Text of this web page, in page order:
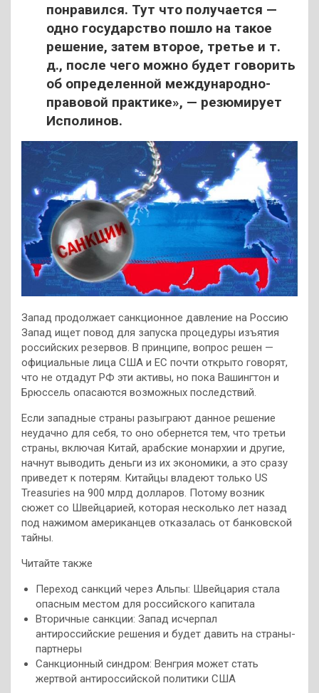
понравился. Тут что получается —
одно государство пошло на такое
решение, затем второе, третье и т.
д., после чего можно будет говорить
об определенной международно-
правовой практике», — резюмирует
Исполинов.
Запад продолжает санкционное давление на Россию
Запад ищет повод для запуска процедуры изъятия
российских резервов. В принципе, вопрос решен —
официальные лица США и ЕС почти открыто говорят,
что не отдадут РФ эти активы, но пока Вашингтон и
Брюссель опасаются возможных последствий.
Если западные страны разыграют данное решение
неудачно для себя, то оно обернется тем, что третьи
страны, включая Китай, арабские монархии и другие,
начнут выводить деньги из их экономики, а это сразу
приведет к потерям. Китайцы владеют только US
Treasuries на 900 млрд долларов. Потому возник
сюжет со Швейцарией, которая несколько лет назад
под нажимом американцев отказалась от банковской
тайны.
Читайте также
Переход санкций через Альпы: Швейцария стала
опасным местом для российского капитала
Вторичные санкции: Запад исчерпал
антироссийские решения и будет давить на страны-
партнеры
Санкционный синдром: Венгрия может стать
жертвой антироссийской политики США